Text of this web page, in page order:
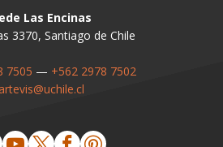
Las Encinas
3370, Santiago de Chile
7505 — +562 2978 7502
artevis@uchile.cl